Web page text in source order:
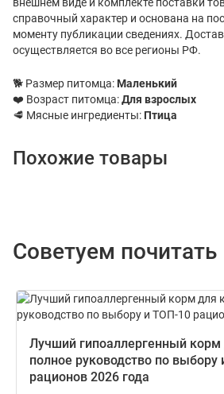
справочный характер и основана на
моменту публикации сведениях.
осуществляется во все регионы РФ.
🐕 Размер питомца: Маленький
❤️ Возраст питомца:Для взрослых
🥩 Мясные ингредиенты: Птица
Похожие товары
Советуем почитать
Лучший гипоаллергенный
полное руководство по выбору
рационов 2026 года